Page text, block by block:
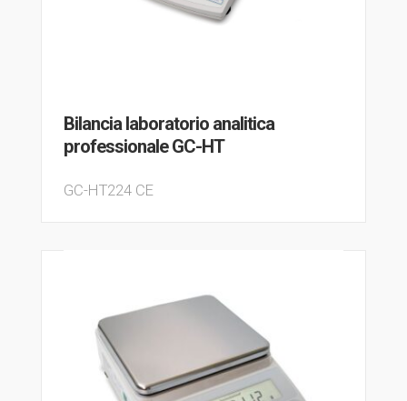
Bilancia laboratorio analitica
professionale GC-HT
GC-HT224 CE